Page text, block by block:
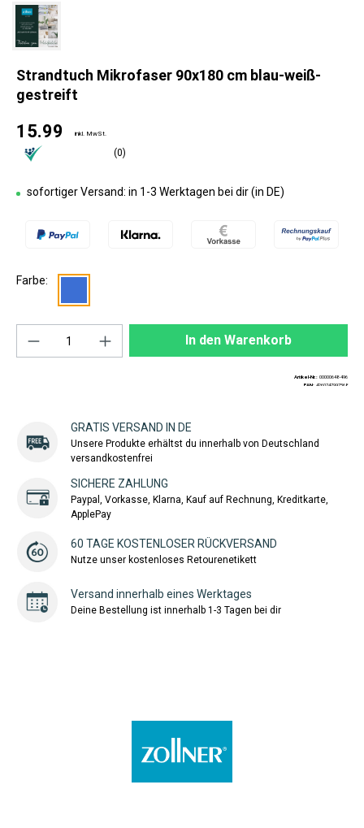
Strandtuch Mikrofaser 90x180 cm blau-weiß-
gestreift
15.99 inkl. MwSt.
(0)
sofortiger Versand: in 1-3 Werktagen bei dir (in DE)
Farbe:
Produkt Anzahl: Gib den gewünschten
In den Warenkorb
Artikel-Nr.: 00000648-496
EAN: 4260747997568
GRATIS VERSAND IN DE
Unsere Produkte erhältst du innerhalb von Deutschland
versandkostenfrei
SICHERE ZAHLUNG
Paypal, Vorkasse, Klarna, Kauf auf Rechnung, Kreditkarte,
ApplePay
60 TAGE KOSTENLOSER RÜCKVERSAND
Nutze unser kostenloses Retourenetikett
Versand innerhalb eines Werktages
Deine Bestellung ist innerhalb 1-3 Tagen bei dir